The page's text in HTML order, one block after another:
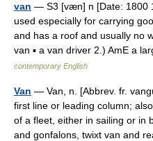
van — S3 [væn] n [Date: 1800
used especially for carrying
and has a roof and usually no
van ▪ a van driver 2.) AmE a
contemporary English
Van — Van, n. [Abbrev. fr.
first line or leading column;
of a fleet, either in sailing or in
and gonfalons, twixt van and